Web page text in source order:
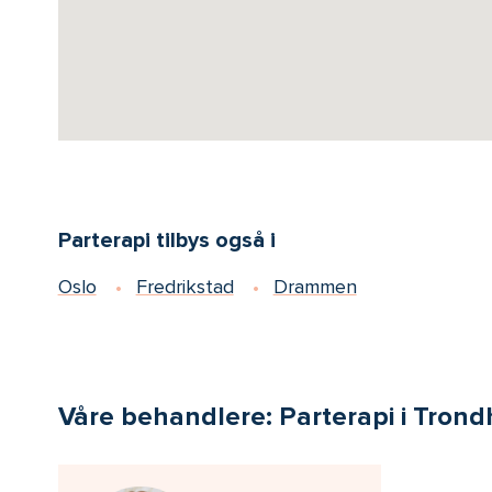
Parterapi tilbys også i
Oslo Fredrikstad Drammen
Våre behandlere: Parterapi i